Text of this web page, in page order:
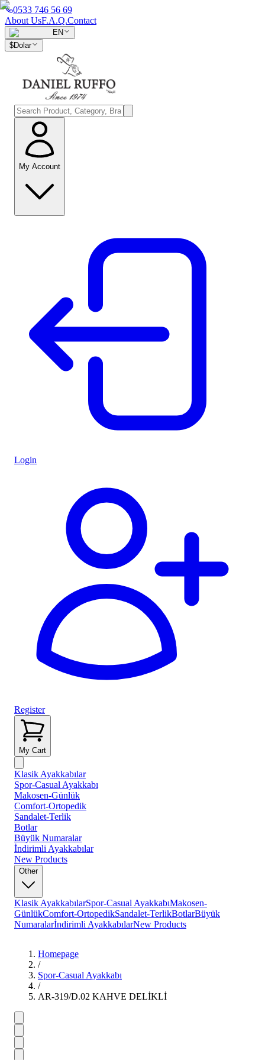
0533 746 56 69
About UsF.A.Q.Contact
EN
$Dolar
My Account
Login
Register
My Cart
Klasik Ayakkabılar
Spor-Casual Ayakkabı
Makosen-Günlük
Comfort-Ortopedik
Sandalet-Terlik
Botlar
Büyük Numaralar
İndirimli Ayakkabılar
New Products
Other
Klasik AyakkabılarSpor-Casual AyakkabıMakosen-
GünlükComfort-OrtopedikSandalet-TerlikBotlarBüyük
Numaralarİndirimli AyakkabılarNew Products
Homepage
/
Spor-Casual Ayakkabı
/
AR-319/D.02 KAHVE DELİKLİ